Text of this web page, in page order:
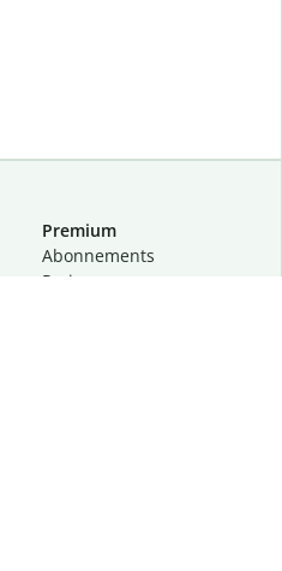
Premium
Abon­ne­ments
Preise